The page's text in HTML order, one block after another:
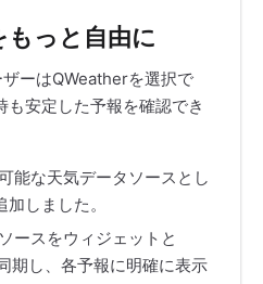
もっと自由に
ーはQWeatherを選択で
も安定した予報を確認でき
能な天気データソースとし
しました。
ースをウィジェットと
期し、各予報に明確に表示